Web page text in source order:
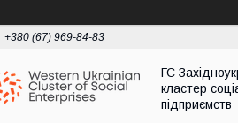
+380 (67) 969-84-83
ГС
кластер
підприємств